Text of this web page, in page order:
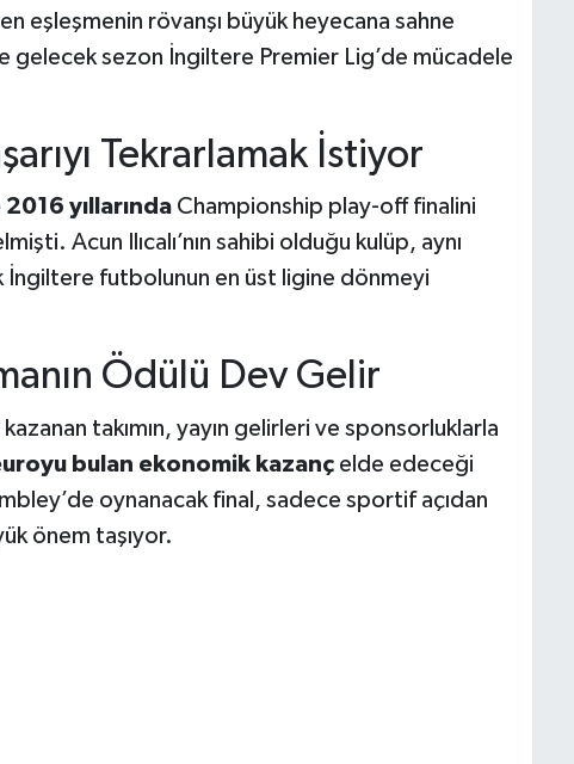
eşleşmenin rövanşı büyük heyecana sahne
gelecek sezon İngiltere Premier Lig’de mücadele
Tekrarlamak İstiyor
yıllarındaChampionship play-off finalini
Acun Ilıcalı’nın sahibi olduğu kulüp, aynı
İngiltere futbolunun en üst ligine dönmeyi
Ödülü Dev Gelir
takımın, yayın gelirleri ve sponsorluklarla
bulan ekonomik kazançelde edeceği
oynanacak final, sadece sportif açıdan
önem taşıyor.